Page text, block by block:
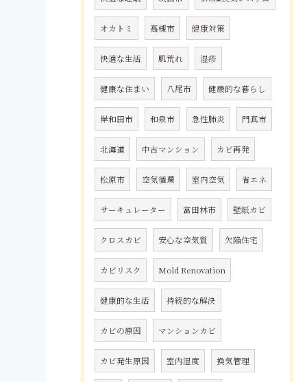
オカトミ 高槻市 健康対策
快適な生活 肌荒れ 湿疹
健康な住まい 八尾市 健康的な暮らし
岸和田市 和泉市 急性肺炎 門真市
北海道 中古マンション カビ再発
松原市 空気循環 室内空気 省エネ
サーキュレーター 富田林市 壁紙カビ
クロスカビ 安心な空気質 欠陥住宅
カビリスク Mold Renovation
健康的な生活 持続的な解決
カビの原因 マンションカビ
カビ発生原因 室内湿度 換気管理